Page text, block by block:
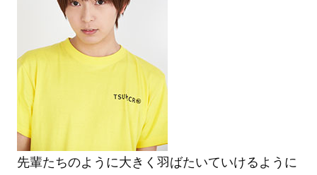
先輩たちのように大きく羽ばたいていけるように